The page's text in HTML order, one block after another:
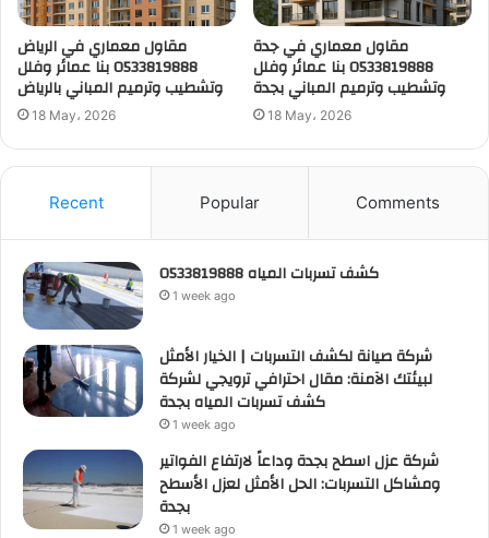
مقاول معماري في الرياض
0533819888 بنا عمائر وفلل
وتشطيب وترميم المباني بالرياض
18 May، 2026
مقاول معماري في جدة
0533819888 بنا عمائر وفلل
وتشطيب وترميم المباني بجدة
18 May، 2026
Recent Popular Comments
كشف تسربات المياه 0533819888
1 week ago
شركة صيانة لكشف التسربات | الخيار الأمثل
لبيئتك الآمنة: مقال احترافي ترويجي لشركة
كشف تسربات المياه بجدة
1 week ago
شركة عزل اسطح بجدة وداعاً لارتفاع الفواتير
ومشاكل التسربات: الحل الأمثل لعزل الأسطح
بجدة
1 week ago